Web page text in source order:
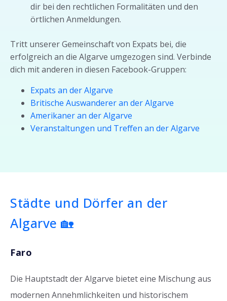
dir bei den rechtlichen Formalitäten und den
örtlichen Anmeldungen.
Tritt unserer Gemeinschaft von Expats bei, die
erfolgreich an die Algarve umgezogen sind. Verbinde
dich mit anderen in diesen Facebook-Gruppen:
Expats an der Algarve
Britische Auswanderer an der Algarve
Amerikaner an der Algarve
Veranstaltungen und Treffen an der Algarve
Städte und Dörfer an der
Algarve 🏡
Faro
Die Hauptstadt der Algarve bietet eine Mischung aus
modernen Annehmlichkeiten und historischem